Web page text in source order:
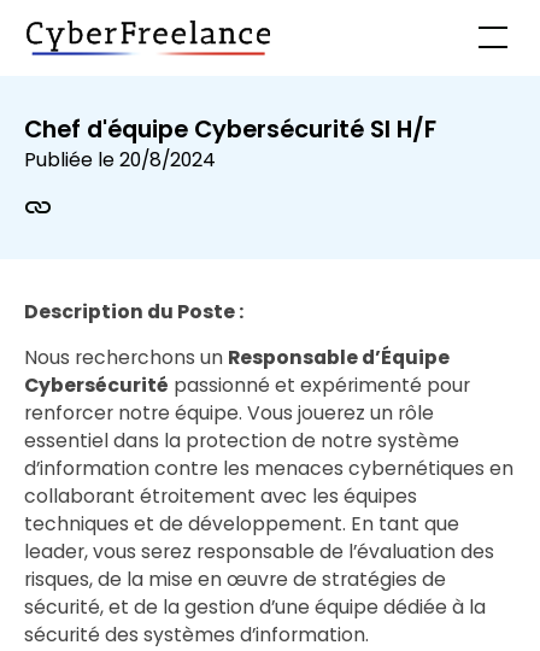
Chef d'équipe Cybersécurité SI H/F
Publiée le20/8/2024
Description du Poste :
Nous recherchons un Responsable d’Équipe
Cybersécurité passionné et expérimenté pour
renforcer notre équipe. Vous jouerez un rôle
essentiel dans la protection de notre système
d’information contre les menaces cybernétiques en
collaborant étroitement avec les équipes
techniques et de développement. En tant que
leader, vous serez responsable de l’évaluation des
risques, de la mise en œuvre de stratégies de
sécurité, et de la gestion d’une équipe dédiée à la
sécurité des systèmes d’information.